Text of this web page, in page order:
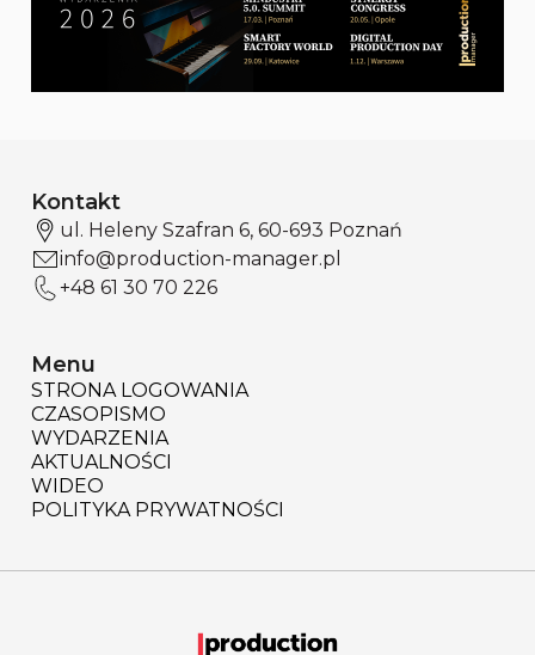
Kontakt
ul. Heleny Szafran 6, 60-693 Poznań
info@production-manager.pl
+48 61 30 70 226
Menu
STRONA LOGOWANIA
CZASOPISMO
WYDARZENIA
AKTUALNOŚCI
WIDEO
POLITYKA PRYWATNOŚCI